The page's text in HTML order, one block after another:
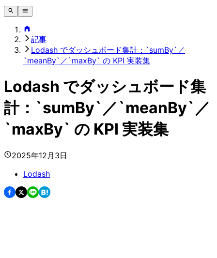
記事
Lodash でダッシュボード集計：`sumBy`／
`meanBy`／`maxBy` の KPI 実装集
Lodash でダッシュボード集
計：`sumBy`／`meanBy`／
`maxBy` の KPI 実装集
2025年12月3日
Lodash